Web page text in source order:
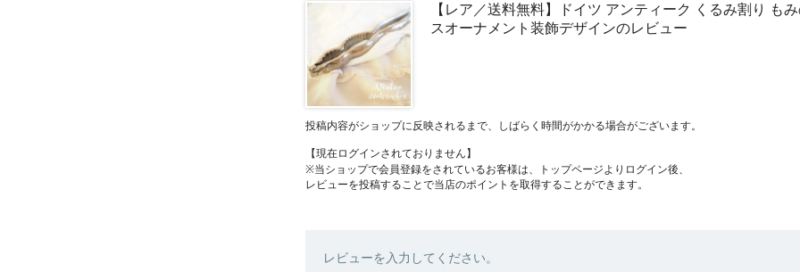
【レア／送料無料】ドイツ アンティーク くるみ割り も
スオーナメント装飾デザインのレビュー
投稿内容がショップに反映されるまで、しばらく時間がかかる場合がございます。
【現在ログインされておりません】
※当ショップで会員登録をされているお客様は、トップページよりログイン後、
レビューを投稿することで当店のポイントを取得することができます。
レビューを入力してください。